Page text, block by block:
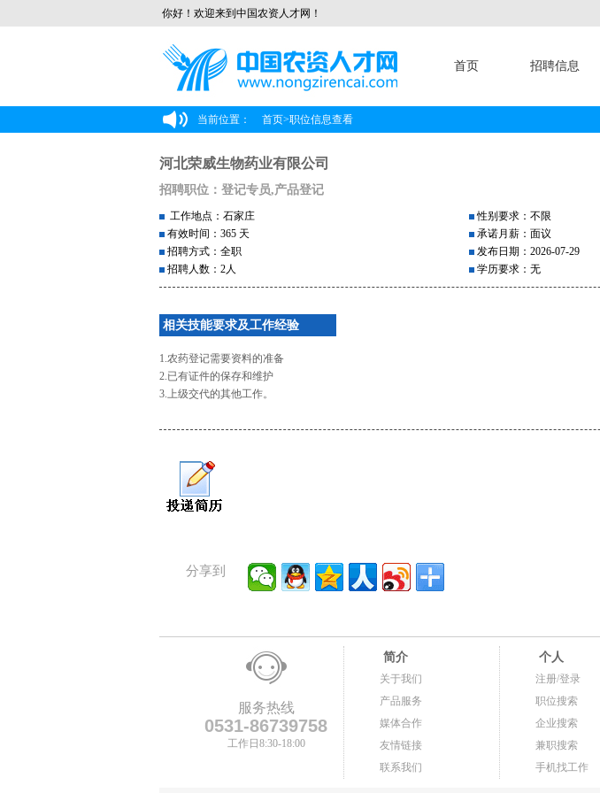
你好！欢迎来到中国农资人才网！
首页 招聘信息
当前位置： 首页>职位信息查看
河北荣威生物药业有限公司
招聘职位：登记专员,产品登记
工作地点：石家庄
有效时间：365 天
招聘方式：全职
招聘人数：2人
性别要求：不限
承诺月薪：面议
发布日期：2026-07-29
学历要求：无
相关技能要求及工作经验
1.农药登记需要资料的准备
2.已有证件的保存和维护
3.上级交代的其他工作。
分享到
服务热线
0531-86739758
工作日8:30-18:00
简介
关于我们
产品服务
媒体合作
友情链接
联系我们
个人
注册/登录
职位搜索
企业搜索
兼职搜索
手机找工作